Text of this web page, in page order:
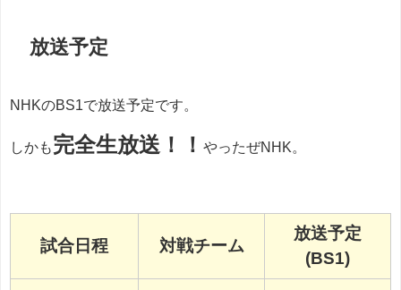
放送予定
NHKのBS1で放送予定です。
しかも完全生放送！！ やったぜNHK。
試合日程 対戦チーム
放送予定
(BS1)